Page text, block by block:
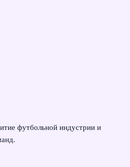
футбольной индустрии и